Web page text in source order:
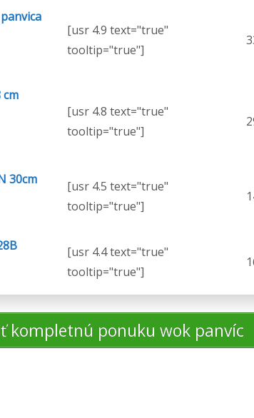
[usr 4.9 text="true"
tooltip="true"]
cm
[usr 4.8 text="true"
tooltip="true"]
30cm
[usr 4.5 text="true"
tooltip="true"]
[usr 4.4 text="true"
tooltip="true"]
kompletnú ponuku wok panvíc